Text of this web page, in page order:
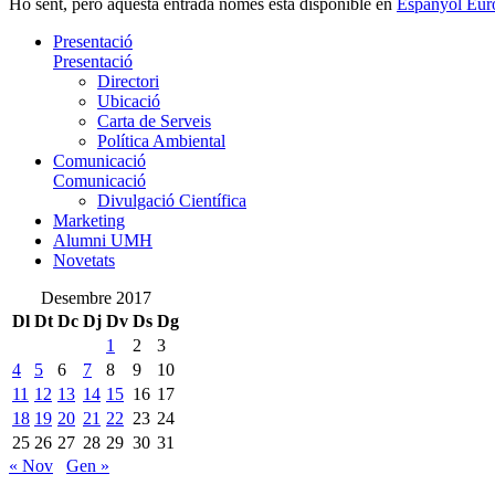
Presentació
Presentació
Directori
Ubicació
Carta de Serveis
Política Ambiental
Comunicació
Comunicació
Divulgació Científica
Marketing
Alumni UMH
Novetats
Desembre 2017
Dl Dt Dc Dj Dv Ds Dg
1
2
3
4
5 6 7 8 9
10
11 12 13 14 15 16 17
18 19 20 21 22 23 24
25 26 27 28 29 30 31
« Nov
Gen »